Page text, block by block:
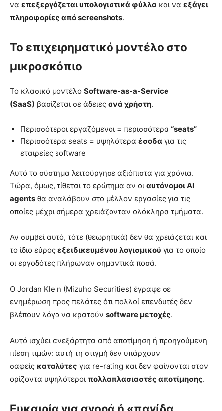
να επεξεργάζεται υπολογιστικά φύλλα και να εξάγει
πληροφορίες από screenshots.
Το επιχειρηματικό μοντέλο στο
μικροσκόπιο
Το κλασικό μοντέλο Software-as-a-Service
(SaaS) βασίζεται σε άδειες ανά χρήστη.
Περισσότεροι εργαζόμενοι = περισσότερα “seats”
Περισσότερα seats = υψηλότερα έσοδα για τις
εταιρείες software
Αυτό το σύστημα λειτούργησε αξιόπιστα για χρόνια.
Τώρα, όμως, τίθεται το ερώτημα αν οι αυτόνομοι AI
agents θα αναλάβουν στο μέλλον εργασίες για τις
οποίες μέχρι σήμερα χρειάζονταν ολόκληρα τμήματα.
Αν συμβεί αυτό, τότε (θεωρητικά) δεν θα χρειάζεται και
το ίδιο εύρος εξειδικευμένου λογισμικού για το οποίο
οι εργοδότες πλήρωναν σημαντικά ποσά.
Ο Jordan Klein (Mizuho Securities) έγραψε σε
ενημέρωση προς πελάτες ότι πολλοί επενδυτές δεν
βλέπουν λόγο να κρατούν software μετοχές.
Αυτό ισχύει ανεξάρτητα από αποτίμηση ή προηγούμενη
πίεση τιμών: αυτή τη στιγμή δεν υπάρχουν
σαφείς καταλύτες για re-rating και δεν φαίνονται στον
ορίζοντα υψηλότεροι πολλαπλασιαστές αποτίμησης.